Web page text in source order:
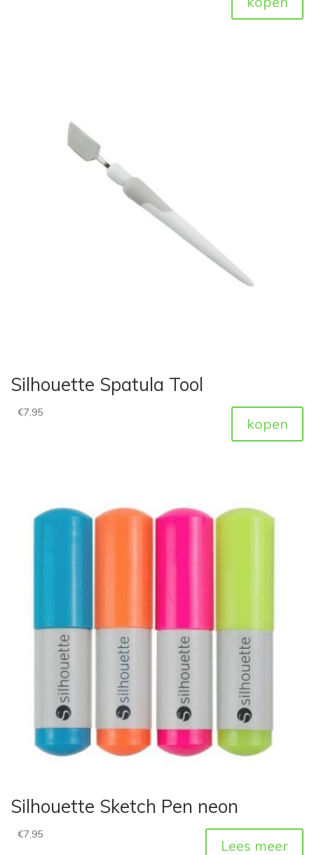
Silhouette Spatula Tool
€7,95
kopen
Silhouette Sketch Pen neon
€7,95
Lees meer